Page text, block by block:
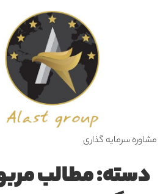
مشاوره سرمایه گذاری
دسته:مطالب